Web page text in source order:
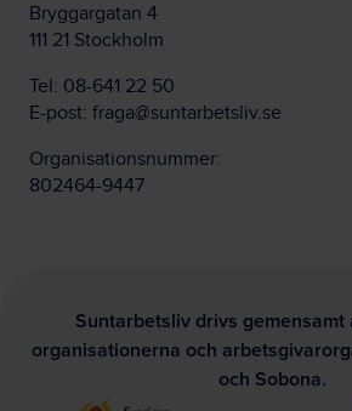
Bryggargatan 4
111 21 Stockholm
Tel: 08-641 22 50
E-post: fraga@suntarbetsliv.se
Organisationsnummer:
802464-9447
Suntarbetsliv drivs gemensamt
organisationerna och
och Sobona.